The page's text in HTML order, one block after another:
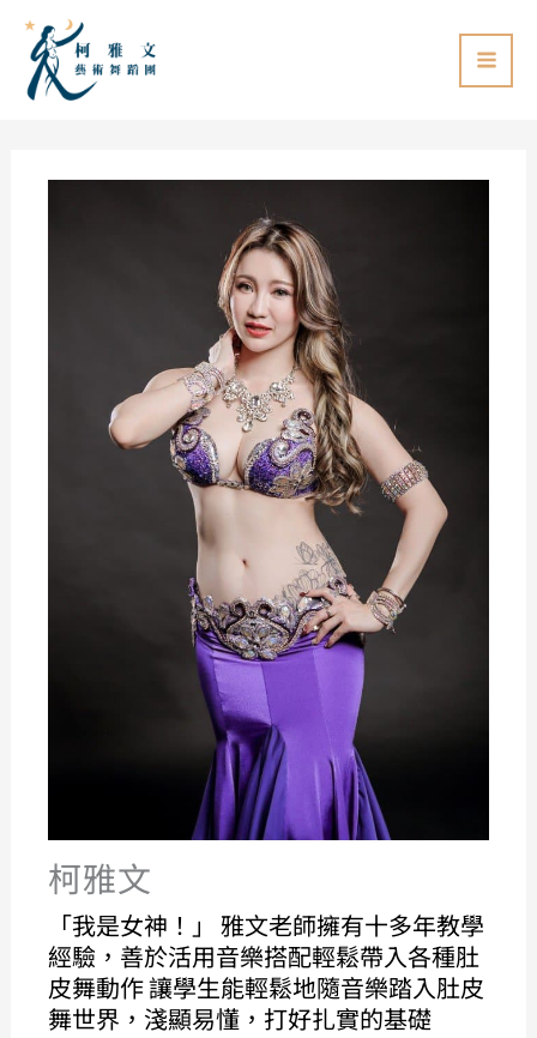
柯雅文
「我是女神！」 雅文老師擁有十多年教學
經驗，善於活用音樂搭配輕鬆帶入各種肚
皮舞動作 讓學生能輕鬆地隨音樂踏入肚皮
舞世界，淺顯易懂，打好扎實的基礎